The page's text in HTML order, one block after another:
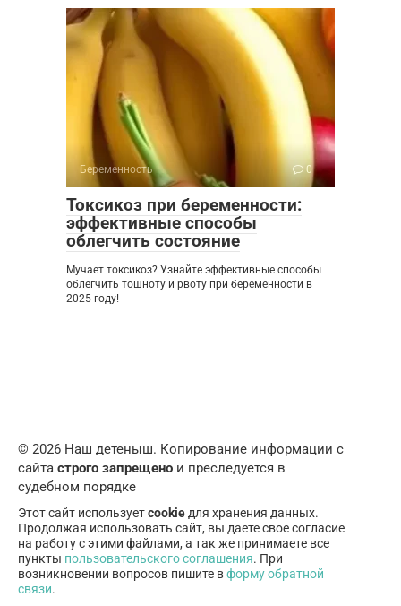
Беременность 0
Токсикоз при беременности:
эффективные способы
облегчить состояние
Мучает токсикоз? Узнайте эффективные способы
облегчить тошноту и рвоту при беременности в
2025 году!
© 2026 Наш детеныш. Копирование информации с
сайта строго запрещено и преследуется в
судебном порядке
Этот сайт используетcookie для хранения данных.
Продолжая использовать сайт, вы даете свое согласие
на работу с этими файлами, а так же принимаете все
пункты пользовательского соглашения. При
возникновении вопросов пишите вформу обратной
связи.